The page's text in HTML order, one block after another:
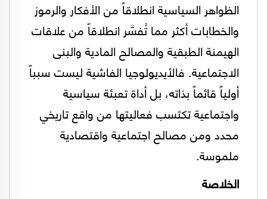
الظواهر السياسية انطلاقاً من الأفكار والرموز
والخطابات أكثر مما تُفسَّر انطلاقاً من علاقات
الهيمنة الطبقية والمصالح المادية والبنى
الاجتماعية. فالأيديولوجيا الفاشية ليست سبباً
أولياً قائماً بذاته، بل أداة تعبئة سياسية
واجتماعية تكتسب فعاليتها من واقع تاريخي
محدد ومن مصالح اجتماعية واقتصادية
ملموسة.
الخلاصة